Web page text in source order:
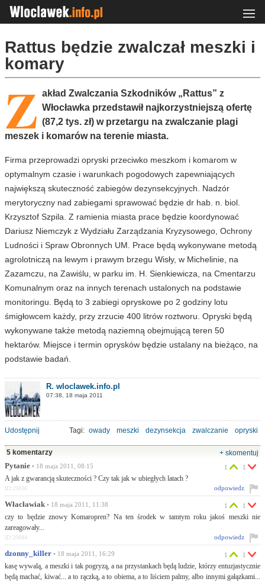
Rattus będzie zwalczał meszki i
komary
Z akład Zwalczania Szkodników „Rattus” z
Włocławka przedstawił najkorzystniejszą ofertę
(87,2 tys. zł) w przetargu na zwalczanie plagi
meszek i komarów na terenie miasta.
Firma przeprowadzi opryski przeciwko meszkom i komarom w
optymalnym czasie i warunkach pogodowych zapewniających
największą skuteczność zabiegów dezynsekcyjnych. Nadzór
merytoryczny nad zabiegami sprawować będzie dr hab. n. biol.
Krzysztof Szpila. Z ramienia miasta prace będzie koordynować
Dariusz Niemczyk z Wydziału Zarządzania Kryzysowego, Ochrony
Ludności i Spraw Obronnych UM. Prace będą wykonywane metodą
agrolotniczą na lewym i prawym brzegu Wisły, w Michelinie, na
Zazamczu, na Zawiślu, w parku im. H. Sienkiewicza, na Cmentarzu
Komunalnym oraz na innych terenach ustalonych na podstawie
monitoringu. Będą to 3 zabiegi opryskowe po 2 godziny lotu
śmigłowcem każdy, przy zrzucie 400 litrów roztworu. Opryski będą
wykonywane także metodą naziemną obejmującą teren 50
hektarów. Miejsce i termin oprysków będzie ustalany na bieżąco, na
podstawie badań.
R. wloclawek.info.pl
07:38, 18 maja 2011
Udostępnij Tagi: owady meszki dezynsekcja zwalczanie opryski
5 komentarzy
+ skomentuj
Pytanie • 18 maja 2011, 08:15
A jak z gwarancją skuteczności ? Czy tak jak w ubiegłych latach ?
1 1
odpowiedz
ID:29836
Włacławiak • 18 maja 2011, 11:38
czy to będzie znowy Komaropren? Na ten środek w tamtym roku jakoś meszki nie
zareagowały...
1 1
odpowiedz
ID:29844
dzonny_killer • 18 maja 2011, 16:29
kasę wywalą, a meszki i tak pogryzą, a na przystankach będą ludzie, którzy entuzjastycznie
będą machać, kiwać... a to rączką, a to obiema, a to liściem palmy, albo innymi gałązkami...
1 1